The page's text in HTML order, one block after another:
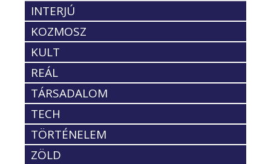
INTERJÚ
KOZMOSZ
KULT
REÁL
TÁRSADALOM
TECH
TÖRTÉNELEM
ZÖLD